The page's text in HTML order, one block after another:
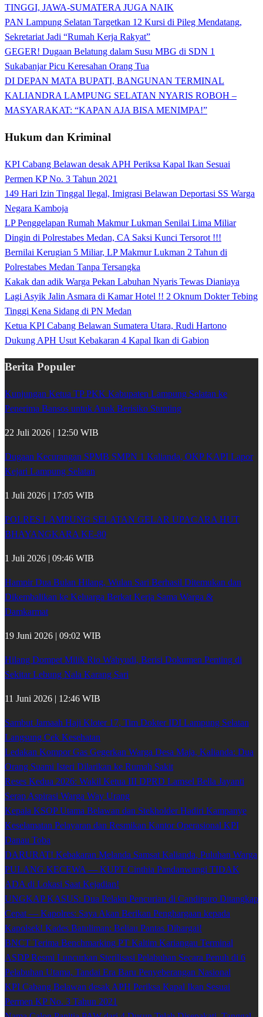
TINGGI, JAWA-SUMATERA JUGA NAIK
PAN Lampung Selatan Targetkan 12 Kursi di Pileg Mendatang,
Sekretariat Jadi “Rumah Kerja Rakyat”
GEGER! Dugaan Belatung dalam Susu MBG di SDN 1
Sukabanjar Picu Keresahan Orang Tua
DI DEPAN MATA BUPATI, BANGUNAN TERMINAL
KALIANDRA LAMPUNG SELATAN NYARIS ROBOH –
MASYARAKAT: “KAPAN AJA BISA MENIMPA!”
Hukum dan Kriminal
KPI Cabang Belawan desak APH Periksa Kapal Ikan Sesuai
Permen KP No. 3 Tahun 2021
149 Hari Izin Tinggal Ilegal, Imigrasi Belawan Deportasi SS Warga
Negara Kamboja
LP Penggelapan Rumah Makmur Lukman Senilai Lima Miliar
Dingin di Polrestabes Medan, CA Saksi Kunci Tersorot !!!
Bernilai Kerugian 5 Miliar, LP Makmur Lukman 2 Tahun di
Polrestabes Medan Tanpa Tersangka
Kakak dan adik Warga Pekan Labuhan Nyaris Tewas Dianiaya
Lagi Asyik Jalin Asmara di Kamar Hotel !! 2 Oknum Dokter Tebing
Tinggi Kena Sidang di PN Medan
Ketua KPI Cabang Belawan Sumatera Utara, Rudi Hartono
Dukung APH Usut Kebakaran 4 Kapal Ikan di Gabion
Berita Populer
Kunjungan Ketua TP PKK Kabupaten Lampung Selatan ke
Penerima Bansos untuk Anak Berisiko Stunting
22 Juli 2026 | 12:50 WIB
Dugaan Kecurangan SPMB SMPN 1 Kalianda, OKP KAPI Lapor
Kejari Lampung Selatan
1 Juli 2026 | 17:05 WIB
POLRES LAMPUNG SELATAN GELAR UPACARA HUT
BHAYANGKARA KE-80
1 Juli 2026 | 09:46 WIB
Hampir Dua Bulan Hilang, Wulan Sari Berhasil Ditemukan dan
Dikembalikan ke Keluarga Berkat Kerja Sama Warga &
Damkarmat
19 Juni 2026 | 09:02 WIB
Hilang Dompet Milik Rio Wahyudi, Berisi Dokumen Penting di
Sekitar Lebung Nala Karang Sari
11 Juni 2026 | 12:46 WIB
Sambut Jamaah Haji Kloter 17, Tim Dokter IDI Lampung Selatan
Langsung Cek Kesehatan
Ledakan Kompor Gas Gegerkan Warga Desa Maja, Kalianda: Dua
Orang Suami Isteri Dilarikan ke Rumah Sakit
Reses Kedua 2026: Wakil Ketua III DPRD Lamsel Bella Jayanti
Serap Aspirasi Warga Way Urang
Kepala KSOP Utama Belawan dan Stekholder Hadiri Kampanye
Keselamatan Pelayaran dan Resmikan Kantor Operasional KPI
Danau Toba
DARURAT! Kebakaran Melanda Samsat Kalianda, Puluhan Warga
PULANG KECEWA — KUPT Cinthia Pandanwangi TIDAK
ADA di Lokasi Saat Kejadian!
UNGKAP KASUS: Dua Pelaku Pencurian di Candipuro Ditangkap
Cepat — Kapolres: Saya Akan Berikan Penghargaan kepada
Kapolsek! Kades Batuliman: Beliau Pantas Dihargai!
BNCT Terima Benchmarking PT Kaltim Kariangau Terminal
ASDP Resmi Luncurkan Sterilisasi Pelabuhan Secara Penuh di 6
Pelabuhan Utama, Tandai Era Baru Penyeberangan Nasional
KPI Cabang Belawan desak APH Periksa Kapal Ikan Sesuai
Permen KP No. 3 Tahun 2021